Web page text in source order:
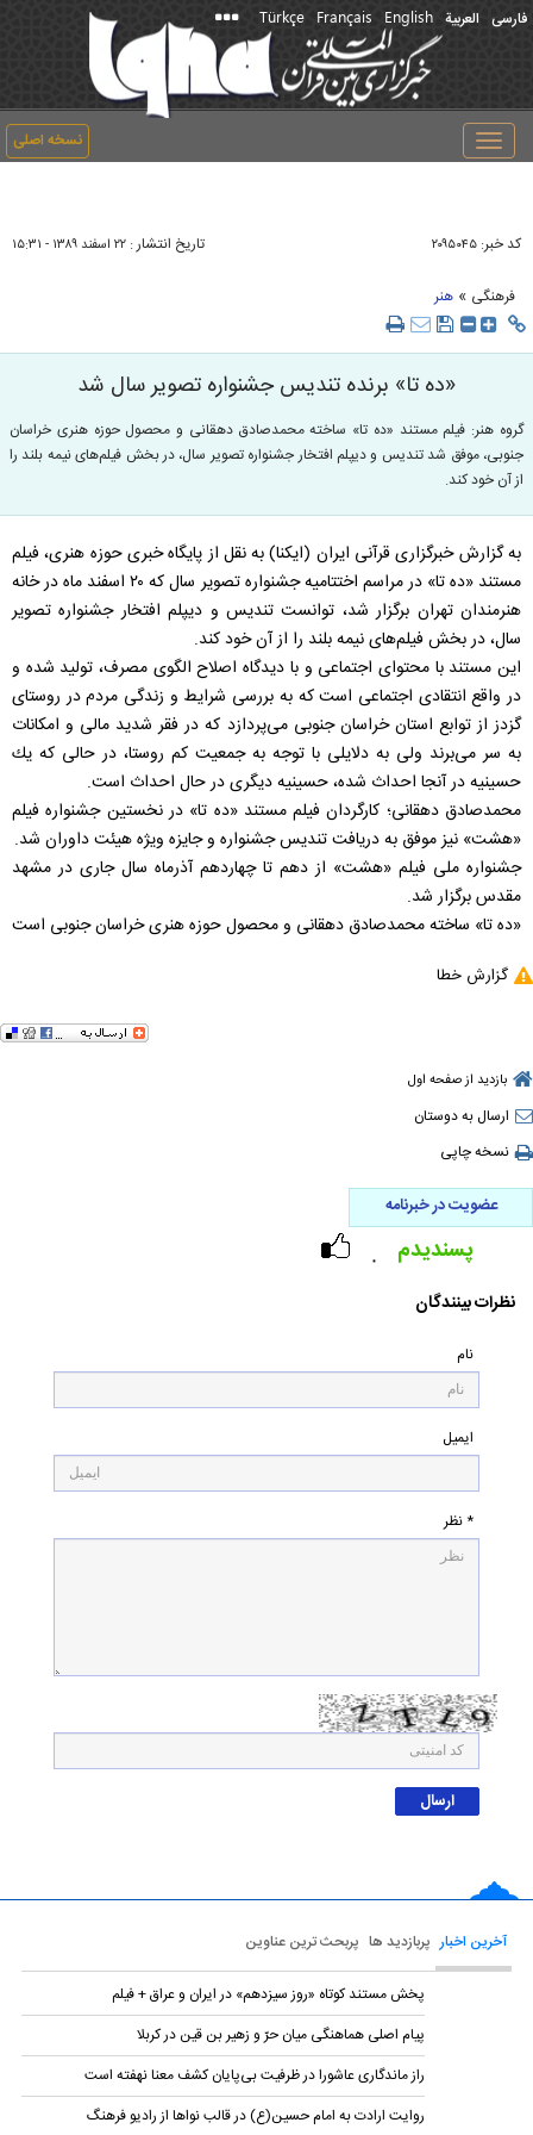
فارسی العربیة English
Français
Türkçe
نسخه اصلی
Toggle
navigation
کد خبر: ۲۰۹۵۰۴۵ تاریخ انتشار : ۲۲ اسفند ۱۳۸۹ - ۱۵:۳۱
فرهنگی » هنر
«ده تا» برنده تنديس جشنواره تصوير سال شد
گروه هنر: فيلم مستند «ده تا» ساخته محمدصادق دهقانی و محصول حوزه هنری خراسان
جنوبی، موفق شد تنديس و ديپلم افتخار جشنواره تصوير سال، در بخش فيلم‌های نيمه بلند را
از آن خود كند.
به گزارش خبرگزاری قرآنی ايران (ايكنا) به نقل از پايگاه خبری حوزه هنری، فيلم
مستند «ده تا» در مراسم اختتاميه جشنواره تصوير سال كه ۲۰ اسفند ماه در خانه
هنرمندان تهران برگزار شد، توانست تنديس و ديپلم افتخار جشنواره تصوير
سال، در بخش فيلم‌های نيمه بلند را از آن خود كند.
اين مستند با محتوای اجتماعی و با ديدگاه اصلاح الگوی مصرف، توليد شده و
در واقع انتقادی اجتماعی است كه به بررسی شرايط و زندگی مردم در روستای
گزدز از توابع استان خراسان جنوبی می‌پردازد كه در فقر شديد مالی و امكانات
به سر می‌برند ولی به دلايلی با توجه به جمعيت كم روستا، در حالی كه يك
حسينيه در آنجا احداث شده، حسينيه ديگری در حال احداث است.
محمدصادق دهقانی؛ كارگردان فيلم مستند «ده‌ تا» در نخستين جشنواره فيلم
«هشت» نيز موفق به دريافت تنديس جشنواره و جايزه ويژه هيئت داوران شد.
جشنواره ملی فيلم «هشت» از دهم تا چهاردهم آذرماه سال جاری در مشهد
مقدس برگزار شد.
«ده تا» ساخته محمد‌صادق دهقانی و محصول حوزه هنری خراسان جنوبی است
گزارش خطا
بازدید از صفحه اول
ارسال به دوستان
نسخه چاپی
عضویت در خبرنامه
۰ پسندیدم
نظرات بینندگان
نام
ایمیل
* نظر
آخرین اخبار پربازدید ها پربحث ترین عناوین
پخش مستند کوتاه «روز سیزدهم» در ایران و عراق + فیلم
پیام اصلی هماهنگی میان حرّ و زهیر بن قین در کربلا
راز ماندگاری عاشورا در ظرفیت بی‌پایان کشف معنا نهفته است
روایت ارادت به امام حسین(ع) در قالب نواها از رادیو فرهنگ